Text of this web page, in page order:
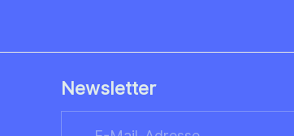
Newsletter